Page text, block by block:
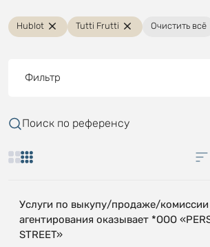
Hublot Tutti Frutti Очистить всё
Фильтр
Поиск по референсу
Услуги по выкупу/продаже/комиссии
агентирования оказывает *OOO
STREET»